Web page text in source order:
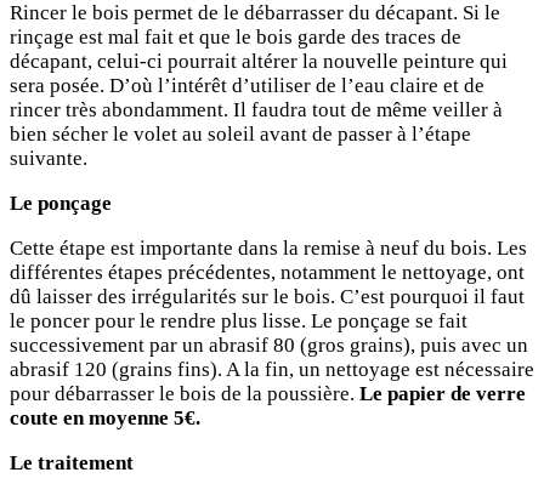
Rincer le bois permet de le débarrasser du décapant. Si le
rinçage est mal fait et que le bois garde des traces de
décapant, celui-ci pourrait altérer la nouvelle peinture qui
sera posée. D’où l’intérêt d’utiliser de l’eau claire et de
rincer très abondamment. Il faudra tout de même veiller à
bien sécher le volet au soleil avant de passer à l’étape
suivante.
Le ponçage
Cette étape est importante dans la remise à neuf du bois. Les
différentes étapes précédentes, notamment le nettoyage, ont
dû laisser des irrégularités sur le bois. C’est pourquoi il faut
le poncer pour le rendre plus lisse. Le ponçage se fait
successivement par un abrasif 80 (gros grains), puis avec un
abrasif 120 (grains fins). A la fin, un nettoyage est nécessaire
pour débarrasser le bois de la poussière. Le papier de verre
coute en moyenne 5€.
Le traitement